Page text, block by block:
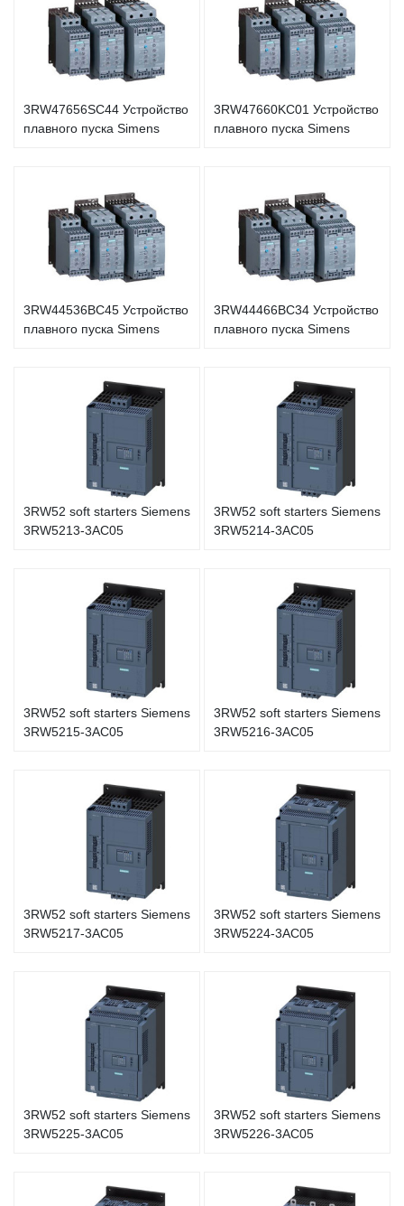
3RW47656SC44 Устройство
плавного пуска Simens
3RW47660KC01 Устройство
плавного пуска Simens
3RW44536BC45 Устройство
плавного пуска Simens
3RW44466BC34 Устройство
плавного пуска Simens
3RW52 soft starters Siemens
3RW5213-3AC05
3RW52 soft starters Siemens
3RW5214-3AC05
3RW52 soft starters Siemens
3RW5215-3AC05
3RW52 soft starters Siemens
3RW5216-3AC05
3RW52 soft starters Siemens
3RW5217-3AC05
3RW52 soft starters Siemens
3RW5224-3AC05
3RW52 soft starters Siemens
3RW5225-3AC05
3RW52 soft starters Siemens
3RW5226-3AC05